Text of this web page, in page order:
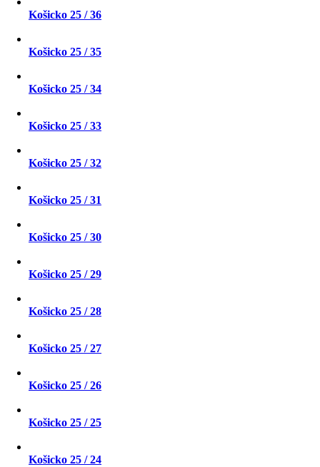
Košicko 25 / 36
Košicko 25 / 35
Košicko 25 / 34
Košicko 25 / 33
Košicko 25 / 32
Košicko 25 / 31
Košicko 25 / 30
Košicko 25 / 29
Košicko 25 / 28
Košicko 25 / 27
Košicko 25 / 26
Košicko 25 / 25
Košicko 25 / 24